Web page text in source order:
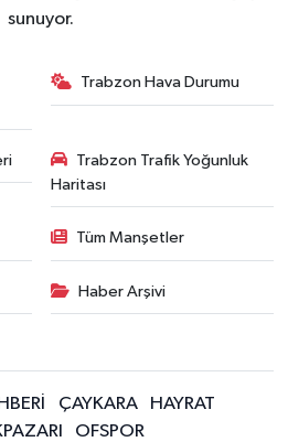
sunuyor.
Trabzon Hava Durumu
Trabzon Trafik Yoğunluk
Haritası
Tüm Manşetler
Haber Arşivi
ÇAYKARA
HAYRAT
OFSPOR